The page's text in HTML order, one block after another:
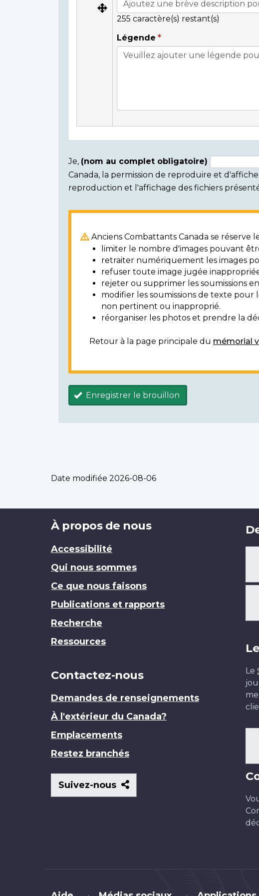
255 caractère(s) restant(s)
Légende
Consent
section
Je, (nom au complet obligatoire)
Canada, la permission de reproduire et
reproduction et l'affichage des fichiers
Anciens Combattants Canada se réserve
limiter le nombre d'images pouvant
retraiter numériquement les images
refuser toute image jugée
rejeter ou supprimer les soumissions
modifier les soumissions de texte
non pertinent ou inapproprié.
réorganiser les photos et prendre la
Retour à la page principale du mémorial
Enregistrer le brouillon
Date modifiée 2026-08-06
Brand
À propos de nous
Accessibilité
Qui nous sommes
Ce que nous faisons
Publications et rapports
Recherche
Ressources
Contactez-nous
Demandes de renseignements
À l'extérieur du Canada?
Emplacements
Restez branchés
Suivez-nous
Suivez-
nous
Le
Brand